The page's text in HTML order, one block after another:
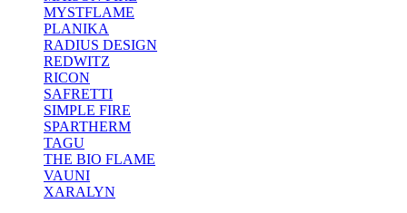
MYSTFLAME
PLANIKA
RADIUS DESIGN
REDWITZ
RICON
SAFRETTI
SIMPLE FIRE
SPARTHERM
TAGU
THE BIO FLAME
VAUNI
XARALYN